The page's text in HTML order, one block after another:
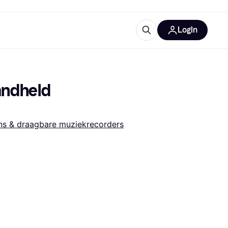
Login
& draagbare muziekrecorders